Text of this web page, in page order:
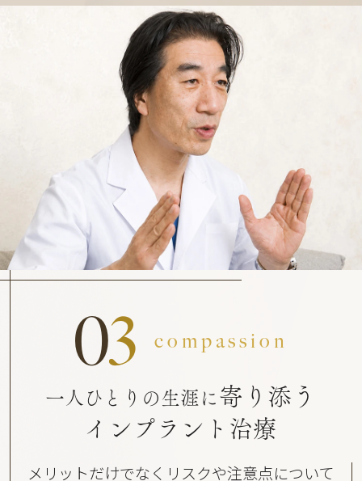
03 compassion
一人ひとりの生涯に 寄り添う
インプラント治療
メリットだけでなくリスクや注意点について